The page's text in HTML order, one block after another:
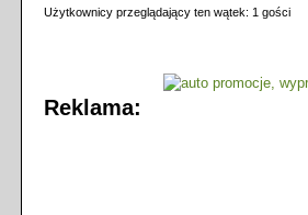
Użytkownicy przeglądający ten wątek: 1 gości
Reklama: